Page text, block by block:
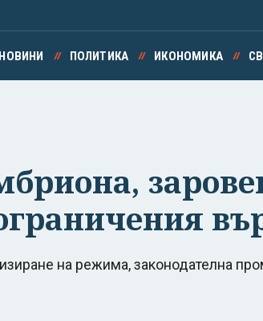
ПОЛИТИКА ИКОНОМИКА
на режима, законодателна